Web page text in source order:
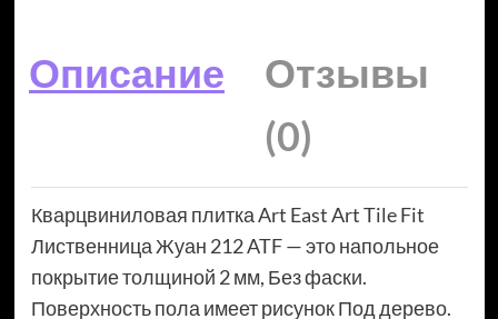
Описание
Отзывы
(0)
Кварцвиниловая плитка Art East Art Tile Fit
Лиственница Жуан 212 ATF — это напольное
покрытие толщиной 2 мм, Без фаски.
Поверхность пола имеет рисунок Под дерево.